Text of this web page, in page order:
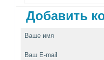
Добавить
Ваше имя
Ваш E-mail